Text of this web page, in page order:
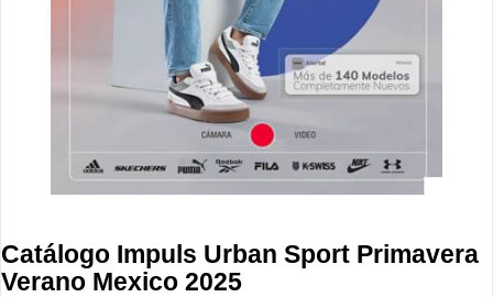
Catálogo Impuls Urban Sport Primavera
Verano Mexico 2025